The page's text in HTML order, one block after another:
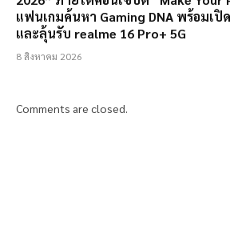
แฟนเกมค้นหา Gaming DNA พร้อมเปิ
และลุ้นรับ realme 16 Pro+ 5G
8 สิงหาคม 2026
Comments are closed.